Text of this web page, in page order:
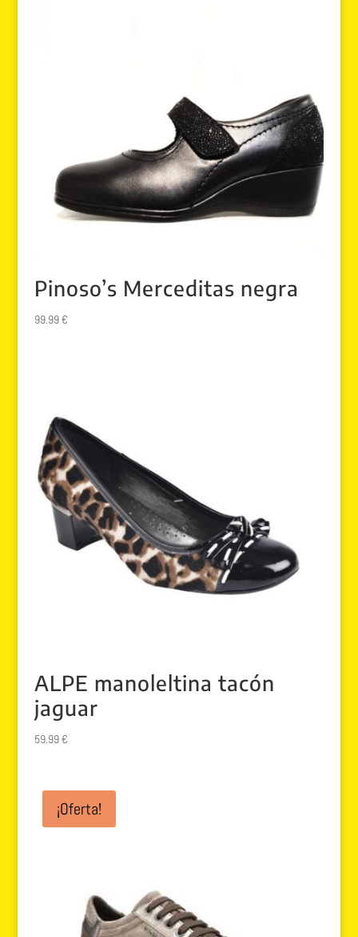
Pinoso’s Merceditas negra
99.99€
ALPE manoleltina tacón
jaguar
59.99€
¡Oferta!